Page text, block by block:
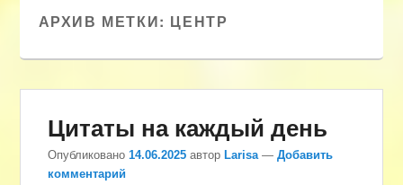
АРХИВ МЕТКИ: ЦЕНТР
Цитаты на каждый день
Опубликовано14.06.2025 автор Larisa —Добавить
комментарий